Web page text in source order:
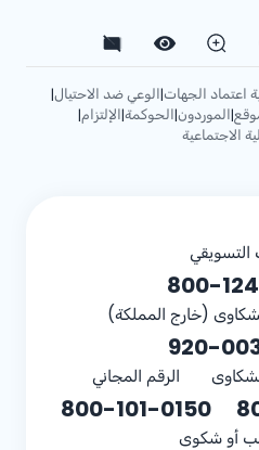
اعتماد الجهات|الوعي ضد الاحتيال|
|الموردون|الحوكمة|الإلتزام|
الاجتماعية
التسويقي
800-
(خارج المملكة)
920-
الرقم المجاني
800-101-0150
أو شكوى